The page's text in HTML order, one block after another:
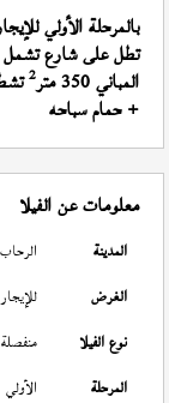
بالمرحلة الأولي
تطل على شارع تشمل 5 نوم 5 حمام 0 بلكونة
المباني 350 متر 2
+ حمام سباحه
معلومات عن الفيلا
المدينة الرحاب
الغرض
نوع الفيلا
منفصلة
المرحلة
الأولي